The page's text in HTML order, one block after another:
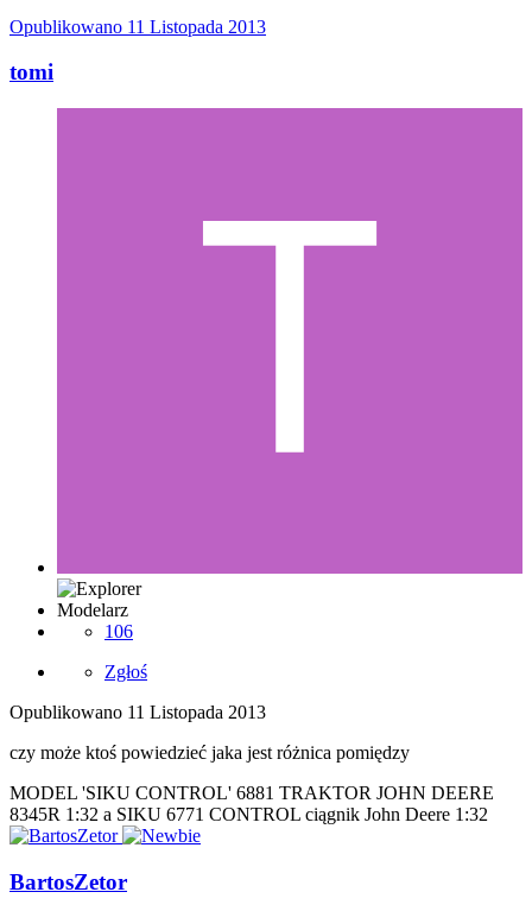
Opublikowano 11 Listopada 2013
tomi
Modelarz
106
Zgłoś
Opublikowano 11 Listopada 2013
czy może ktoś powiedzieć jaka jest różnica pomiędzy
MODEL 'SIKU CONTROL' 6881 TRAKTOR JOHN DEERE
8345R 1:32 a SIKU 6771 CONTROL ciągnik John Deere 1:32
BartosZetor